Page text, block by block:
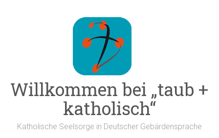
Willkommen bei „taub +
katholisch“
Katholische Seelsorge in Deutscher Gebärdensprache